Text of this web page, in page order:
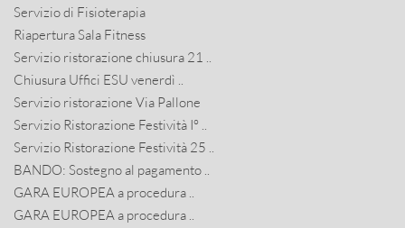
Servizio di Fisioterapia
Riapertura Sala Fitness
Servizio ristorazione chiusura 21 ..
Chiusura Uffici ESU venerdì ..
Servizio ristorazione Via Pallone
Servizio Ristorazione Festività I° ..
Servizio Ristorazione Festività 25 ..
BANDO: Sostegno al pagamento ..
GARA EUROPEA a procedura ..
GARA EUROPEA a procedura ..